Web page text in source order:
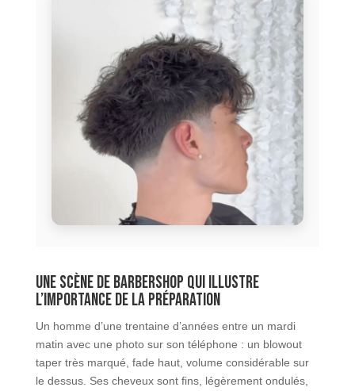
Une scène de barbershop qui illustre
l’importance de la préparation
Un homme d’une trentaine d’années entre un mardi
matin avec une photo sur son téléphone : un blowout
taper très marqué, fade haut, volume considérable sur
le dessus. Ses cheveux sont fins, légèrement ondulés,